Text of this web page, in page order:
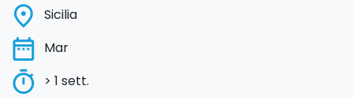
place Sicilia
date_range Mar
timer > 1 sett.